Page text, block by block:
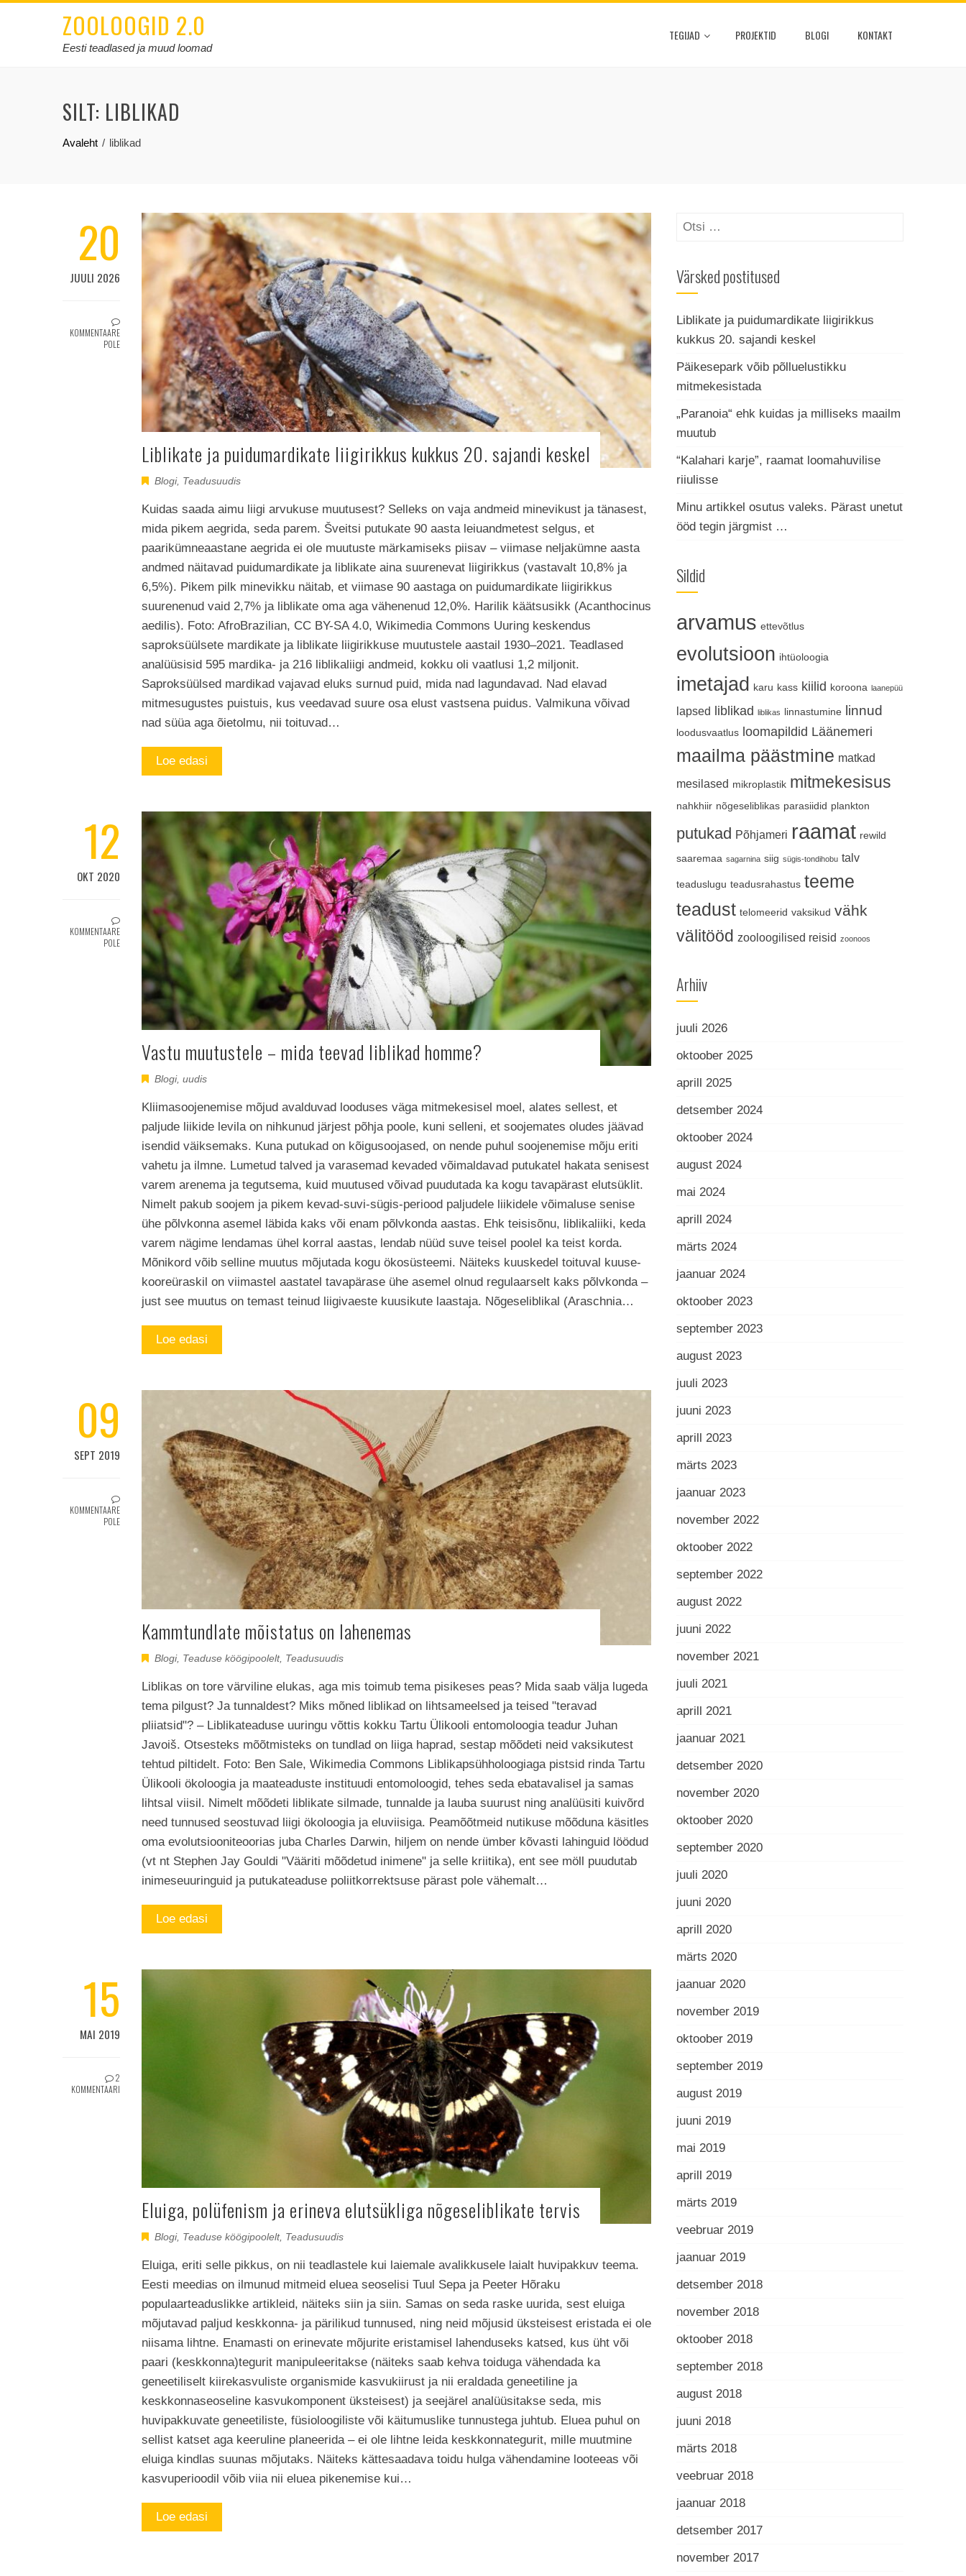
ZOOLOOGID 2.0
Eesti teadlased ja muud loomad
TEGIJAD PROJEKTID BLOGI KONTAKT
SILT: LIBLIKAD
Avaleht liblikad
20
JUULI 2026
KOMMENTAARE
POLE
Liblikate ja puidumardikate liigirikkus kukkus 20. sajandi keskel
Blogi, Teadusuudis
Kuidas saada aimu liigi arvukuse muutusest? Selleks on vaja andmeid minevikust ja tänasest,
mida pikem aegrida, seda parem. Šveitsi putukate 90 aasta leiuandmetest selgus, et
paarikümneaastane aegrida ei ole muutuste märkamiseks piisav – viimase neljakümne aasta
andmed näitavad puidumardikate ja liblikate aina suurenevat liigirikkus (vastavalt 10,8% ja
6,5%). Pikem pilk minevikku näitab, et viimase 90 aastaga on puidumardikate liigirikkus
suurenenud vaid 2,7% ja liblikate oma aga vähenenud 12,0%. Harilik käätsusikk (Acanthocinus
aedilis). Foto: AfroBrazilian, CC BY-SA 4.0, Wikimedia Commons Uuring keskendus
saproksüülsete mardikate ja liblikate liigirikkuse muutustele aastail 1930–2021. Teadlased
analüüsisid 595 mardika- ja 216 liblikaliigi andmeid, kokku oli vaatlusi 1,2 miljonit.
Saproksüülsed mardikad vajavad eluks surnud puid, mida nad lagundavad. Nad elavad
mitmesugustes puistuis, kus veedavad suure osa elust vastsena puidus. Valmikuna võivad
nad süüa aga õietolmu, nii toituvad…
Loe edasi
12
OKT 2020
KOMMENTAARE
POLE
Vastu muutustele – mida teevad liblikad homme?
Blogi, uudis
Kliimasoojenemise mõjud avalduvad looduses väga mitmekesisel moel, alates sellest, et
paljude liikide levila on nihkunud järjest põhja poole, kuni selleni, et soojemates oludes jäävad
isendid väiksemaks. Kuna putukad on kõigusoojased, on nende puhul soojenemise mõju eriti
vahetu ja ilmne. Lumetud talved ja varasemad kevaded võimaldavad putukatel hakata senisest
varem arenema ja tegutsema, kuid muutused võivad puudutada ka kogu tavapärast elutsüklit.
Nimelt pakub soojem ja pikem kevad-suvi-sügis-periood paljudele liikidele võimaluse senise
ühe põlvkonna asemel läbida kaks või enam põlvkonda aastas. Ehk teisisõnu, liblikaliiki, keda
varem nägime lendamas ühel korral aastas, lendab nüüd suve teisel poolel ka teist korda.
Mõnikord võib selline muutus mõjutada kogu ökosüsteemi. Näiteks kuuskedel toituval kuuse-
kooreüraskil on viimastel aastatel tavapärase ühe asemel olnud regulaarselt kaks põlvkonda –
just see muutus on temast teinud liigivaeste kuusikute laastaja. Nõgeseliblikal (Araschnia…
Loe edasi
09
SEPT 2019
KOMMENTAARE
POLE
Kammtundlate mõistatus on lahenemas
Blogi, Teaduse köögipoolelt, Teadusuudis
Liblikas on tore värviline elukas, aga mis toimub tema pisikeses peas? Mida saab välja lugeda
tema pilgust? Ja tunnaldest? Miks mõned liblikad on lihtsameelsed ja teised "teravad
pliiatsid"? – Liblikateaduse uuringu võttis kokku Tartu Ülikooli entomoloogia teadur Juhan
Javoiš. Otsesteks mõõtmisteks on tundlad on liiga haprad, sestap mõõdeti neid vaksikutest
tehtud piltidelt. Foto: Ben Sale, Wikimedia Commons Liblikapsühholoogiaga pistsid rinda Tartu
Ülikooli ökoloogia ja maateaduste instituudi entomoloogid, tehes seda ebatavalisel ja samas
lihtsal viisil. Nimelt mõõdeti liblikate silmade, tunnalde ja lauba suurust ning analüüsiti kuivõrd
need tunnused seostuvad liigi ökoloogia ja eluviisiga. Peamõõtmeid nutikuse mõõduna käsitles
oma evolutsiooniteoorias juba Charles Darwin, hiljem on nende ümber kõvasti lahinguid löödud
(vt nt Stephen Jay Gouldi "Vääriti mõõdetud inimene" ja selle kriitika), ent see möll puudutab
inimeseuuringuid ja putukateaduse poliitkorrektsuse pärast pole vähemalt…
Loe edasi
15
MAI 2019
2
KOMMENTAARI
Eluiga, polüfenism ja erineva elutsükliga nõgeseliblikate tervis
Blogi, Teaduse köögipoolelt, Teadusuudis
Eluiga, eriti selle pikkus, on nii teadlastele kui laiemale avalikkusele laialt huvipakkuv teema.
Eesti meedias on ilmunud mitmeid eluea seoselisi Tuul Sepa ja Peeter Hõraku
populaarteaduslikke artikleid, näiteks siin ja siin. Samas on seda raske uurida, sest eluiga
mõjutavad paljud keskkonna- ja pärilikud tunnused, ning neid mõjusid üksteisest eristada ei ole
niisama lihtne. Enamasti on erinevate mõjurite eristamisel lahenduseks katsed, kus üht või
paari (keskkonna)tegurit manipuleeritakse (näiteks saab kehva toiduga vähendada ka
geneetiliselt kiirekasvuliste organismide kasvukiirust ja nii eraldada geneetiline ja
keskkonnaseoseline kasvukomponent üksteisest) ja seejärel analüüsitakse seda, mis
huvipakkuvate geneetiliste, füsioloogiliste või käitumuslike tunnustega juhtub. Eluea puhul on
sellist katset aga keeruline planeerida – ei ole lihtne leida keskkonnategurit, mille muutmine
eluiga kindlas suunas mõjutaks. Näiteks kättesaadava toidu hulga vähendamine looteeas või
kasvuperioodil võib viia nii eluea pikenemise kui…
Loe edasi
Otsi:
Värsked postitused
Liblikate ja puidumardikate liigirikkus
kukkus 20. sajandi keskel
Päikesepark võib põlluelustikku
mitmekesistada
„Paranoia“ ehk kuidas ja milliseks maailm
muutub
“Kalahari karje”, raamat loomahuvilise
riiulisse
Minu artikkel osutus valeks. Pärast unetut
ööd tegin järgmist …
Sildid
arvamus ettevõtlus
evolutsioon ihtüoloogia
imetajad karu kass kiilid koroona laanepüü
lapsed liblikad liblikas linnastumine linnud
loodusvaatlus loomapildid Läänemeri
maailma päästmine matkad
mesilased mikroplastik mitmekesisus
nahkhiir nõgeseliblikas parasiidid plankton
putukad Põhjameri raamat rewild
saaremaa sagarnina siig sügis-tondihobu talv
teaduslugu teadusrahastus teeme
teadust telomeerid vaksikud vähk
välitööd zooloogilised reisid zoonoos
Arhiiv
juuli 2026
oktoober 2025
aprill 2025
detsember 2024
oktoober 2024
august 2024
mai 2024
aprill 2024
märts 2024
jaanuar 2024
oktoober 2023
september 2023
august 2023
juuli 2023
juuni 2023
aprill 2023
märts 2023
jaanuar 2023
november 2022
oktoober 2022
september 2022
august 2022
juuni 2022
november 2021
juuli 2021
aprill 2021
jaanuar 2021
detsember 2020
november 2020
oktoober 2020
september 2020
juuli 2020
juuni 2020
aprill 2020
märts 2020
jaanuar 2020
november 2019
oktoober 2019
september 2019
august 2019
juuni 2019
mai 2019
aprill 2019
märts 2019
veebruar 2019
jaanuar 2019
detsember 2018
november 2018
oktoober 2018
september 2018
august 2018
juuni 2018
märts 2018
veebruar 2018
jaanuar 2018
detsember 2017
november 2017